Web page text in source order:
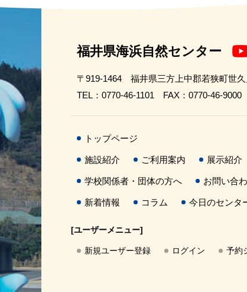
福井県海浜自然センター
〒919-1464 福井県三方上中郡若狭町世久
TEL：0770-46-1101 FAX：0770-46-9000
トップページ
施設紹介 ご利用案内 展示紹介
学校関係者・団体の方へ お問い合
新着情報 コラム 今日のセンタ
[ユーザーメニュー]
新規ユーザー登録 ログイン 予約